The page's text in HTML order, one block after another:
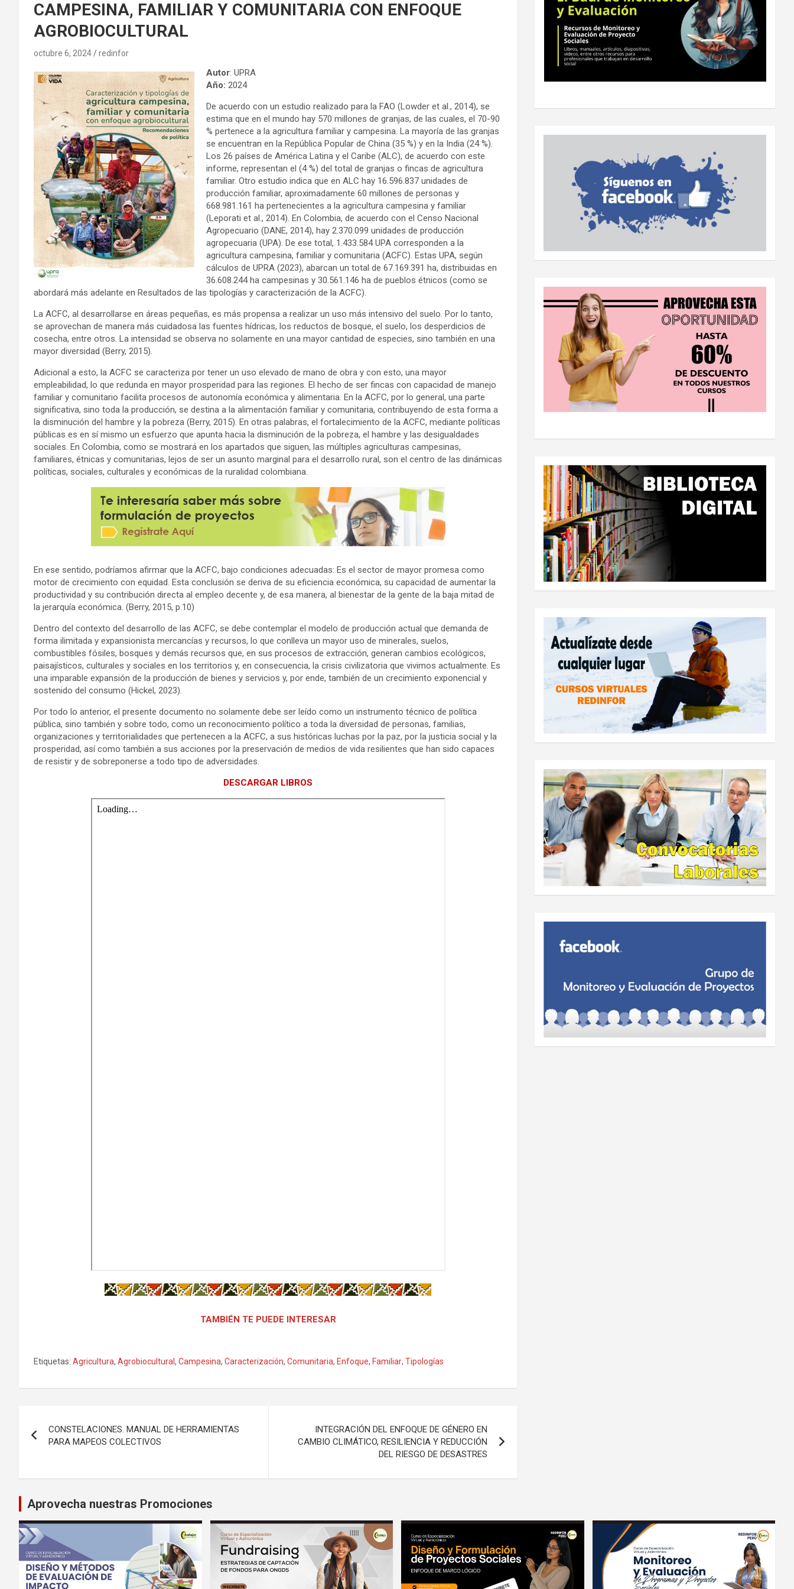
CAMPESINA, FAMILIAR Y COMUNITARIA CON ENFOQUE
AGROBIOCULTURAL
octubre 6, 2024 redinfor
Autor: UPRA
Año: 2024
De acuerdo con un estudio realizado para la FAO (Lowder et al., 2014), se
estima que en el mundo hay 570 millones de granjas, de las cuales, el 70-90
% pertenece a la agricultura familiar y campesina. La mayoría de las granjas
se encuentran en la República Popular de China (35 %) y en la India (24 %).
Los 26 países de América Latina y el Caribe (ALC), de acuerdo con este
informe, representan el (4 %) del total de granjas o fincas de agricultura
familiar. Otro estudio indica que en ALC hay 16.596.837 unidades de
producción familiar, aproximadamente 60 millones de personas y
668.981.161 ha pertenecientes a la agricultura campesina y familiar
(Leporati et al., 2014). En Colombia, de acuerdo con el Censo Nacional
Agropecuario (DANE, 2014), hay 2.370.099 unidades de producción
agropecuaria (UPA). De ese total, 1.433.584 UPA corresponden a la
agricultura campesina, familiar y comunitaria (ACFC). Estas UPA, según
cálculos de UPRA (2023), abarcan un total de 67.169.391 ha, distribuidas en
36.608.244 ha campesinas y 30.561.146 ha de pueblos étnicos (como se
abordará más adelante en Resultados de las tipologías y caracterización de la ACFC).
La ACFC, al desarrollarse en áreas pequeñas, es más propensa a realizar un uso más intensivo del suelo. Por lo tanto,
se aprovechan de manera más cuidadosa las fuentes hídricas, los reductos de bosque, el suelo, los desperdicios de
cosecha, entre otros. La intensidad se observa no solamente en una mayor cantidad de especies, sino también en una
mayor diversidad (Berry, 2015).
Adicional a esto, la ACFC se caracteriza por tener un uso elevado de mano de obra y con esto, una mayor
empleabilidad, lo que redunda en mayor prosperidad para las regiones. El hecho de ser fincas con capacidad de manejo
familiar y comunitario facilita procesos de autonomía económica y alimentaria. En la ACFC, por lo general, una parte
significativa, sino toda la producción, se destina a la alimentación familiar y comunitaria, contribuyendo de esta forma a
la disminución del hambre y la pobreza (Berry, 2015). En otras palabras, el fortalecimiento de la ACFC, mediante políticas
públicas es en sí mismo un esfuerzo que apunta hacia la disminución de la pobreza, el hambre y las desigualdades
sociales. En Colombia, como se mostrará en los apartados que siguen, las múltiples agriculturas campesinas,
familiares, étnicas y comunitarias, lejos de ser un asunto marginal para el desarrollo rural, son el centro de las dinámicas
políticas, sociales, culturales y económicas de la ruralidad colombiana.
En ese sentido, podríamos afirmar que la ACFC, bajo condiciones adecuadas: Es el sector de mayor promesa como
motor de crecimiento con equidad. Esta conclusión se deriva de su eficiencia económica, su capacidad de aumentar la
productividad y su contribución directa al empleo decente y, de esa manera, al bienestar de la gente de la baja mitad de
la jerarquía económica. (Berry, 2015, p.10)
Dentro del contexto del desarrollo de las ACFC, se debe contemplar el modelo de producción actual que demanda de
forma ilimitada y expansionista mercancías y recursos, lo que conlleva un mayor uso de minerales, suelos,
combustibles fósiles, bosques y demás recursos que, en sus procesos de extracción, generan cambios ecológicos,
paisajísticos, culturales y sociales en los territorios y, en consecuencia, la crisis civilizatoria que vivimos actualmente. Es
una imparable expansión de la producción de bienes y servicios y, por ende, también de un crecimiento exponencial y
sostenido del consumo (Hickel, 2023).
Por todo lo anterior, el presente documento no solamente debe ser leído como un instrumento técnico de política
pública, sino también y sobre todo, como un reconocimiento político a toda la diversidad de personas, familias,
organizaciones y territorialidades que pertenecen a la ACFC, a sus históricas luchas por la paz, por la justicia social y la
prosperidad, así como también a sus acciones por la preservación de medios de vida resilientes que han sido capaces
de resistir y de sobreponerse a todo tipo de adversidades.
DESCARGAR LIBROS
TAMBIÉN TE PUEDE INTERESAR
Etiquetas: Agricultura, Agrobiocultural , Campesina, Caracterización, Comunitaria, Enfoque, Familiar, Tipologías
de
CONSTELACIONES. MANUAL DE HERRAMIENTAS
PARA MAPEOS COLECTIVOS
INTEGRACIÓN DEL ENFOQUE DE GÉNERO EN
CAMBIO CLIMÁTICO, RESILIENCIA Y REDUCCIÓN
DEL RIESGO DE DESASTRES
Aprovecha nuestras Promociones